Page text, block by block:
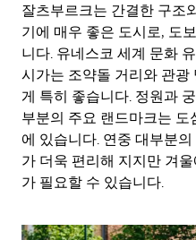
요.
캘
린
더
를
닫
으
려
면
Esc
키
누
잘츠부르크는 간결한 구조
기에 매우 좋은 도시로, 도
니다. 유네스코 세계 문화
시가는 조약돌 거리와 관광
게 특히 좋습니다. 정원과
부분의 주요 랜드마크는
에 있습니다. 연중 대부분
가 더욱 편리해 지지만 겨
가 필요할 수 있습니다.